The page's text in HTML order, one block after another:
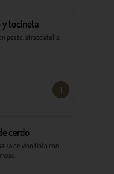
y tocineta
pesto, stracciatella,
cerdo
de vino tinto con